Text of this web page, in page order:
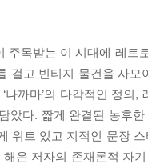
목받는 이 시대에 레
걸고 빈티지 물건을 사
까마’의 다각적인 정
았다. 짧게 완결된 농후
위트 있고 지적인 문장
온 저자의 존재론적 자